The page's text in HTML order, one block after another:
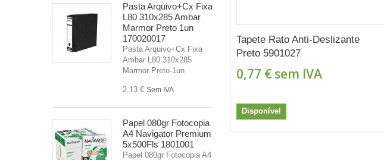
Pasta Arquivo+Cx Fixa
L80 310x285 Ambar
Marmor Preto 1un
170020017
Pasta Arquivo+Cx Fixa
Ambar L80 310x285
Marmor Preto-1un
2,13 € Sem IVA
Papel 080gr Fotocopia
A4 Navigator Premium
5x500Fls 1801001
Papel 080gr Fotocopia A4
Tapete Rato Anti-Deslizante
Preto 5901027
0,77 € sem IVA
Disponível